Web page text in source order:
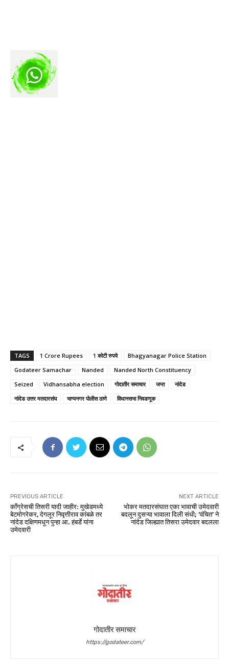
TAGS 1 Crore Rupees 1 कोटी रुपये
Bhagyanagar Police Station
Godateer Samachar
Nanded
Nanded North Constituency
Seized
Vidhansabha election गोदातीर समाचार जप्त
नांदेड
नांदेड उत्तर मतदारसंघ
भाग्यनगर पोलीस ठाणे विधानसभा निवडणूक
PREVIOUS ARTICLE
काँग्रेसची तिसरी यादी जाहीर: मुखेडमध्ये
बेटमोगरेकर, देगलूर निवृत्तीराव कांबळे तर
नांदेड दक्षिणमधून पुन्हा आ. हंबर्डे यांना
उमेदवारी
NEXT ARTICLE
भोकर मतदारसंघात एका भावाची उमेदवारी
बदलून दुसऱ्या भावाला दिली संधी; ‘वंचित’ ने
नांदेड जिल्ह्यात तिसरा उमेदवार बदलला
गोदातीर समाचार
https://godateer.com/